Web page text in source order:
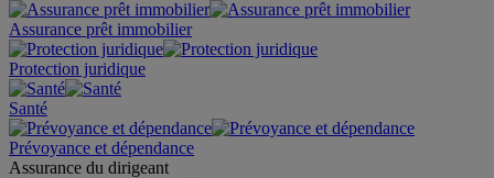
Assurance prêt immobilier
Protection juridique
Santé
Prévoyance et dépendance
Assurance du dirigeant